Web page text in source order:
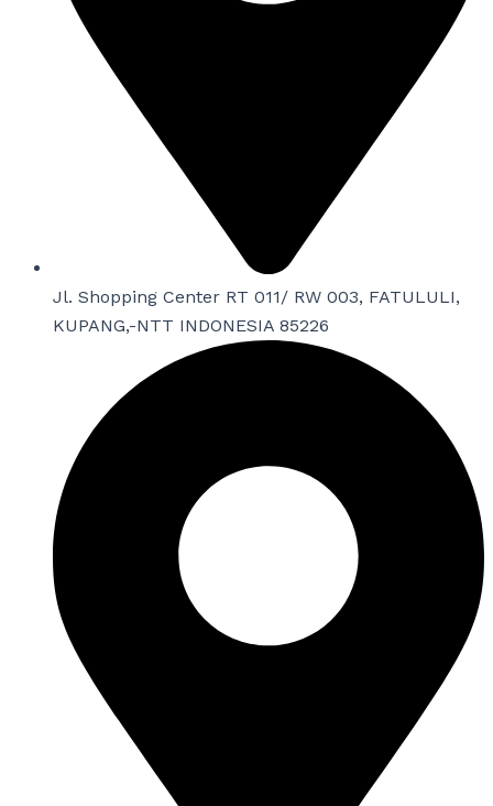
Jl. Shopping Center RT 011/ RW 003, FATULULI,
KUPANG,-NTT INDONESIA 85226